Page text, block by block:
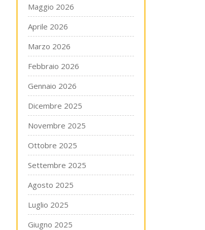
Maggio 2026
Aprile 2026
Marzo 2026
Febbraio 2026
Gennaio 2026
Dicembre 2025
Novembre 2025
Ottobre 2025
Settembre 2025
Agosto 2025
Luglio 2025
Giugno 2025